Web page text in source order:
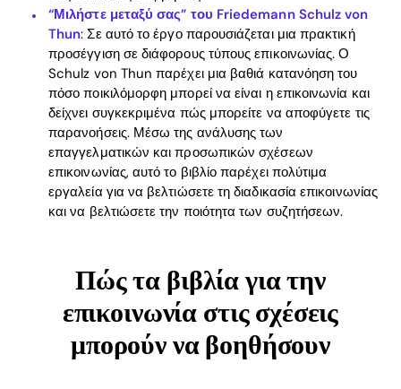
“Μιλήστε μεταξύ σας” του Friedemann Schulz von
Thun: Σε αυτό το έργο παρουσιάζεται μια πρακτική
προσέγγιση σε διάφορους τύπους επικοινωνίας. Ο
Schulz von Thun παρέχει μια βαθιά κατανόηση του
πόσο ποικιλόμορφη μπορεί να είναι η επικοινωνία και
δείχνει συγκεκριμένα πώς μπορείτε να αποφύγετε τις
παρανοήσεις. Μέσω της ανάλυσης των
επαγγελματικών και προσωπικών σχέσεων
επικοινωνίας, αυτό το βιβλίο παρέχει πολύτιμα
εργαλεία για να βελτιώσετε τη διαδικασία επικοινωνίας
και να βελτιώσετε την ποιότητα των συζητήσεων.
Πώς τα βιβλία για την
επικοινωνία στις σχέσεις
μπορούν να βοηθήσουν